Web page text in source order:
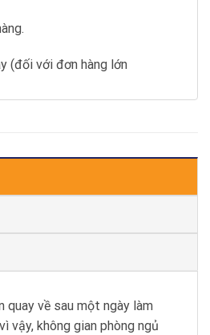
(đối với đơn hàng lớn
quay về sau một ngày làm
vậy, không gian phòng ngủ